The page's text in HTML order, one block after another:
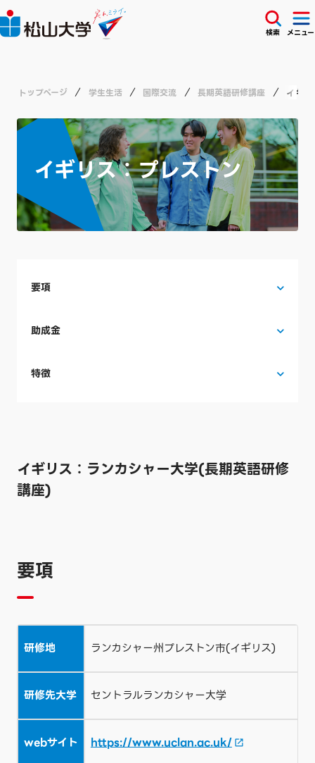
検索 メニュー
トップページ 学生生活 国際交流 長期英語研修講座 イギリ
イギリス：プレストン
要項
助成金
特徴
イギリス：ランカシャー大学(長期英語研修
講座)
要項
研修地 ランカシャー州プレストン市(イギリス)
研修先大学 セントラルランカシャー大学
webサイト https://www.uclan.ac.uk/